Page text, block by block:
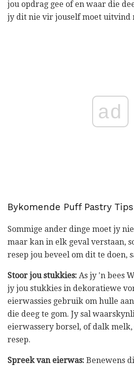
jou opdrag gee of en waar die
jy dit nie vir jouself moet uitvind
ad
Bykomende Puff Pastry Tips
Sommige ander dinge moet jy
maar kan in elk geval verstaan,
resep jou beveel om dit te doen,
Stoor jou stukkies: As jy 'n bees
jy jou stukkies in dekoratiewe
eierwassies gebruik om hulle
die deeg te gom. Jy sal
eierwassery borsel, of dalk
resep.
Spreek van eierwas: Benewens